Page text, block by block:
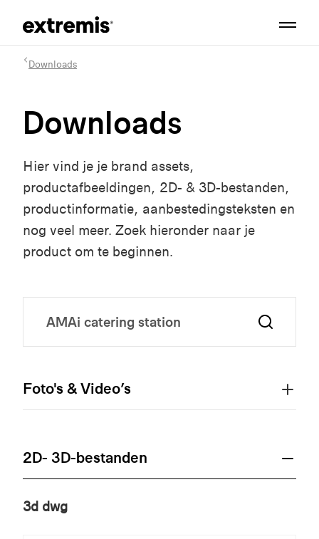
Downloads
Downloads
Hier vind je je brand assets,
productafbeeldingen, 2D- & 3D-bestanden,
productinformatie, aanbestedingsteksten en
nog veel meer. Zoek hieronder naar je
product om te beginnen.
Foto's & Video’s
2D- 3D-bestanden
3d dwg